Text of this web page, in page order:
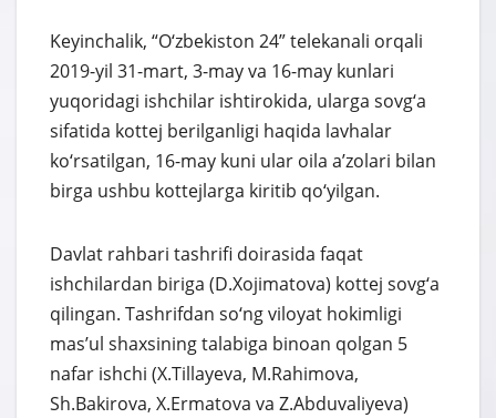
Keyinchalik, “O‘zbekiston 24” telekanali orqali
2019-yil 31-mart, 3-may va 16-may kunlari
yuqoridagi ishchilar ishtirokida, ularga sovg‘a
sifatida kottej berilganligi haqida lavhalar
ko‘rsatilgan, 16-may kuni ular oila a’zolari bilan
birga ushbu kottejlarga kiritib qo‘yilgan.
Davlat rahbari tashrifi doirasida faqat
ishchilardan biriga (D.Xojimatova) kottej sovg‘a
qilingan. Tashrifdan so‘ng viloyat hokimligi
mas’ul shaxsining talabiga binoan qolgan 5
nafar ishchi (X.Tillayeva, M.Rahimova,
Sh.Bakirova, X.Ermatova va Z.Abduvaliyeva)